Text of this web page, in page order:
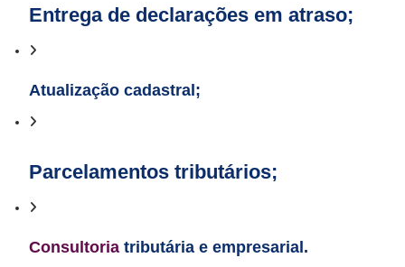
Entrega de declarações em atraso;
Atualização cadastral;
Parcelamentos tributários;
Consultoriatributária e empresarial.